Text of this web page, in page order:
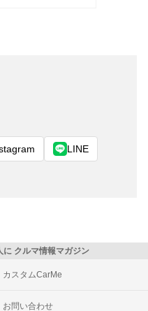
LINE
に クルマ情報マガジン
カスタムCarMe
お問い合わせ